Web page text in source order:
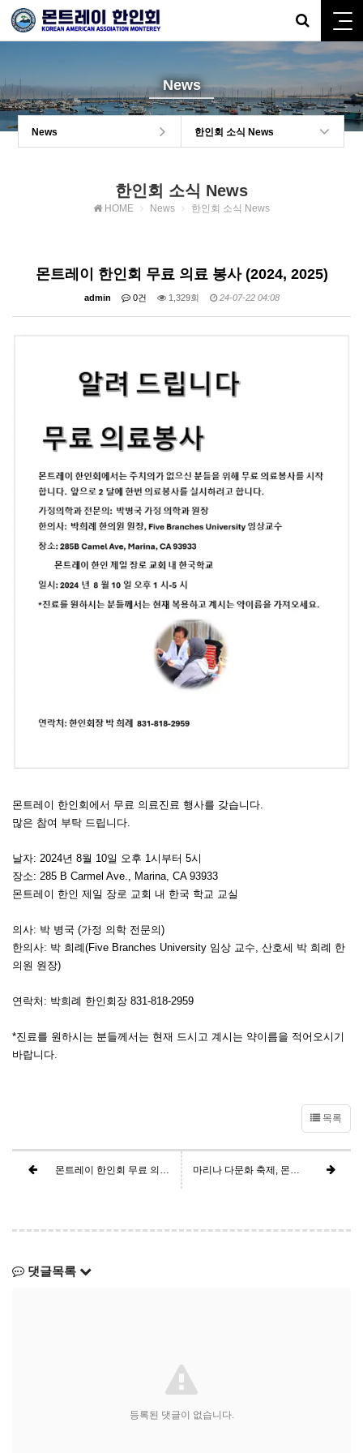
News
News 한인회 소식 News
한인회 소식 News
HOME News 한인회 소식 News
몬트레이 한인회 무료 의료 봉사 (2024, 2025)
admin 0건 1,329회 24-07-22 04:08
몬트레이 한인회에서 무료 의료진료 행사를 갖습니다.
많은 참여 부탁 드립니다.
날자: 2024년 8월 10일 오후 1시부터 5시
장소: 285 B Carmel Ave., Marina, CA 93933
몬트레이 한인 제일 장로 교회 내 한국 학교 교실
의사: 박 병국 (가정 의학 전문의)
한의사: 박 희례(Five Branches University 임상 교수, 산호세 박 희례 한
의원 원장)
연락처: 박희례 한인회장 831-818-2959
*진료를 원하시는 분들께서는 현재 드시고 계시는 약이름을 적어오시기
바랍니다.
목록
몬트레이 한인회 무료 의료 봉사 (2024년 8월 10일) 마리나 다문화 축제, 몬트레이 한인회 참가 성황리 개최
댓글목록
등록된 댓글이 없습니다.